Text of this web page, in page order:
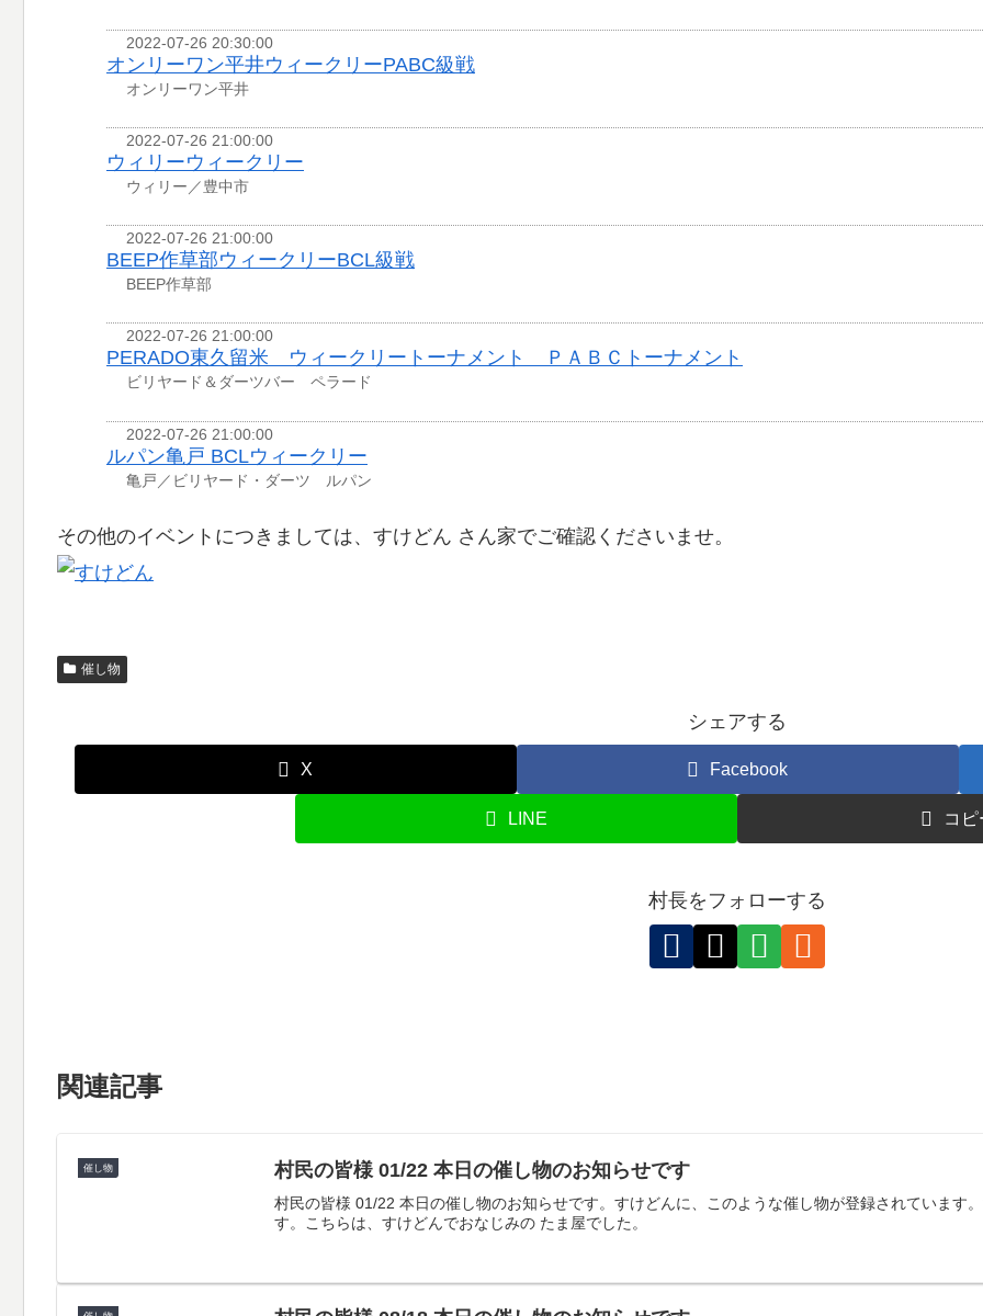
2022-07-26 20:30:00
オンリーワン平井ウィークリーPABC級戦
オンリーワン平井
2022-07-26 21:00:00
ウィリーウィークリー
ウィリー／豊中市
2022-07-26 21:00:00
BEEP作草部ウィークリーBCL級戦
BEEP作草部
2022-07-26 21:00:00
PERADO東久留米 ウィークリートーナメント ＰＡＢＣトーナメント
ビリヤード＆ダーツバー ペラード
2022-07-26 21:00:00
ルパン亀戸 BCLウィークリー
亀戸／ビリヤード・ダーツ ルパン
その他のイベントにつきましては、すけどん さん家でご確認くださいませ。
催し物
シェアする
X Facebook
LINE コピ
村長をフォローする
関連記事
催し物 村民の皆様 01/22 本日の催し物のお知らせです
村民の皆様 01/22 本日の催し物のお知らせです。すけどんに、このような催し物が登録されています
す。こちらは、すけどんでおなじみの たま屋でした。